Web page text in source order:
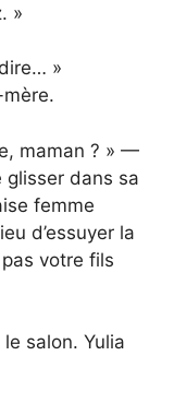
»
»
maman ? » —
glisser dans sa
femme
d’essuyer la
votre fils
salon. Yulia